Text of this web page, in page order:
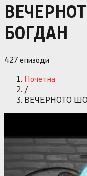
БОГДАН
427епизоди
Почетна
/
ВЕЧЕРНОТО